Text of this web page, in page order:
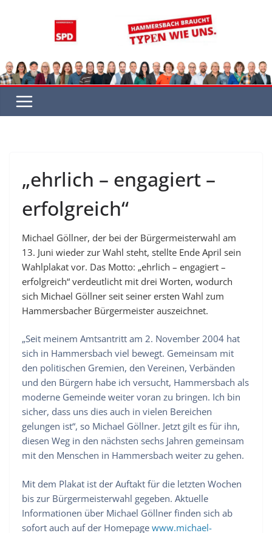
„ehrlich – engagiert –
erfolgreich“
Michael Göllner, der bei der Bürgermeisterwahl am
13. Juni wieder zur Wahl steht, stellte Ende April sein
Wahlplakat vor. Das Motto: „ehrlich – engagiert –
erfolgreich“ verdeutlicht mit drei Worten, wodurch
sich Michael Göllner seit seiner ersten Wahl zum
Hammersbacher Bürgermeister auszeichnet.
„Seit meinem Amtsantritt am 2. November 2004 hat
sich in Hammersbach viel bewegt. Gemeinsam mit
den politischen Gremien, den Vereinen, Verbänden
und den Bürgern habe ich versucht, Hammersbach als
moderne Gemeinde weiter voran zu bringen. Ich bin
sicher, dass uns dies auch in vielen Bereichen
gelungen ist“, so Michael Göllner. Jetzt gilt es für ihn,
diesen Weg in den nächsten sechs Jahren gemeinsam
mit den Menschen in Hammersbach weiter zu gehen.
Mit dem Plakat ist der Auftakt für die letzten Wochen
bis zur Bürgermeisterwahl gegeben. Aktuelle
Informationen über Michael Göllner finden sich ab
sofort auch auf der Homepage www.michael-